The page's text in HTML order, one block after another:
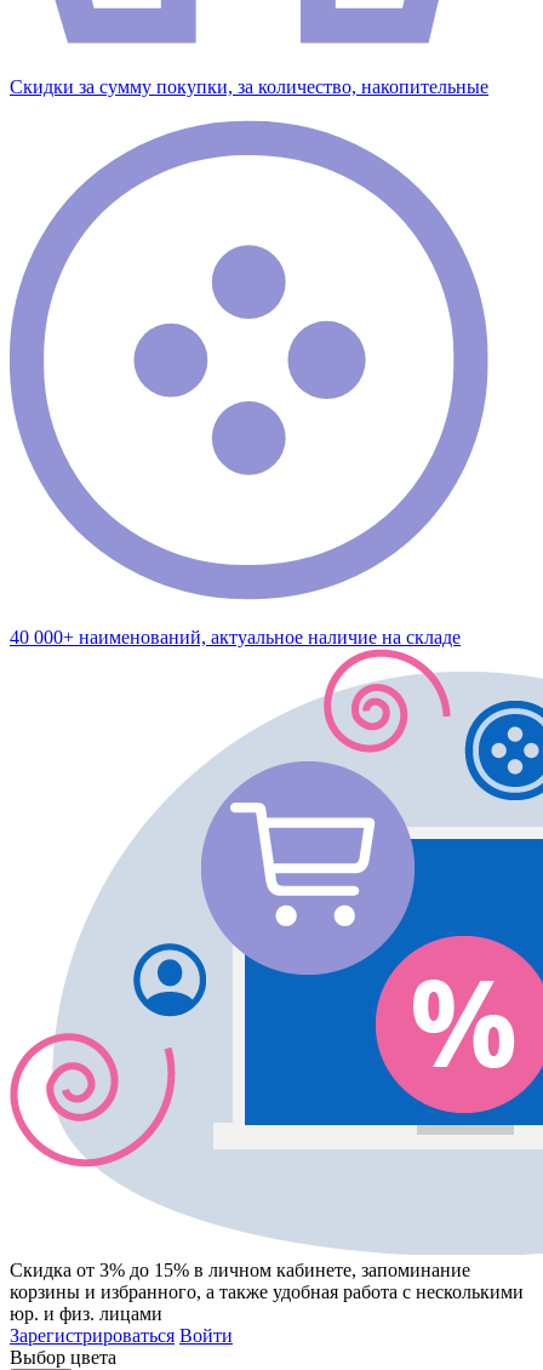
Скидки за сумму покупки, за количество, накопительные
40 000+ наименований, актуальное наличие на складе
Скидка от 3% до 15% в личном кабинете, запоминание
корзины и избранного, а также удобная работа с несколькими
юр. и физ. лицами
Зарегистрироваться Войти
Выбор цвета